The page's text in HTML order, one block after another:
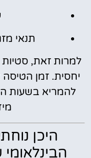
תנאי
יחסית. זמן הטיסה
להמריא בשעות
היכן